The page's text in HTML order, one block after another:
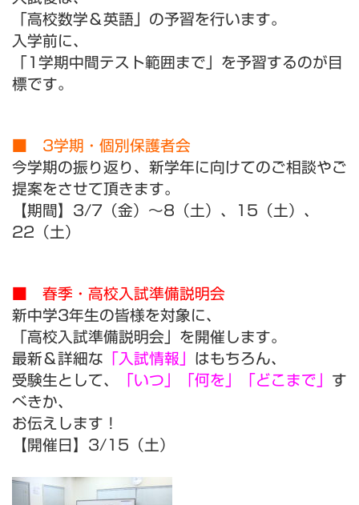
「高校数学＆英語」の予習を行います。
入学前に、
「1学期中間テスト範囲まで」を予習するのが目
標です。
■ 3学期・個別保護者会
今学期の振り返り、新学年に向けてのご相談やご
提案をさせて頂きます。
【期間】 3/7（金）～8（土）、15（土）、
22（土）
■ 春季・高校入試準備説明会
新中学3年生の皆様を対象に、
「高校入試準備説明会」を開催します。
最新＆詳細な 「入試情報」 はもちろん、
受験生として、
「いつ」「何を」「どこまで」 す
べきか、
お伝えします！
【開催日】 3/15（土）